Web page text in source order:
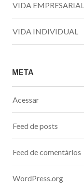
VIDA EMPRESARIAL
VIDA INDIVIDUAL
META
Acessar
Feed de posts
Feed de comentários
WordPress.org